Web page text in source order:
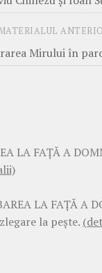
Mirului în
LA FAŢĂ A
LA FAŢĂ A
la pește.